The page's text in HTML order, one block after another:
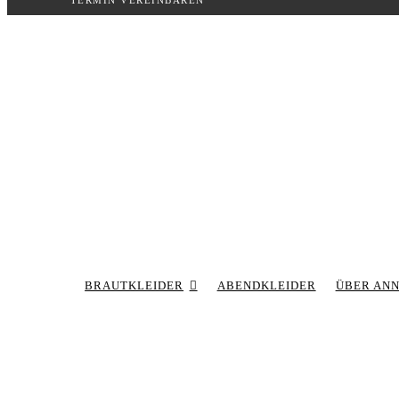
Inhalt
BRAUTKLEIDER ABENDKLEIDER ÜBER